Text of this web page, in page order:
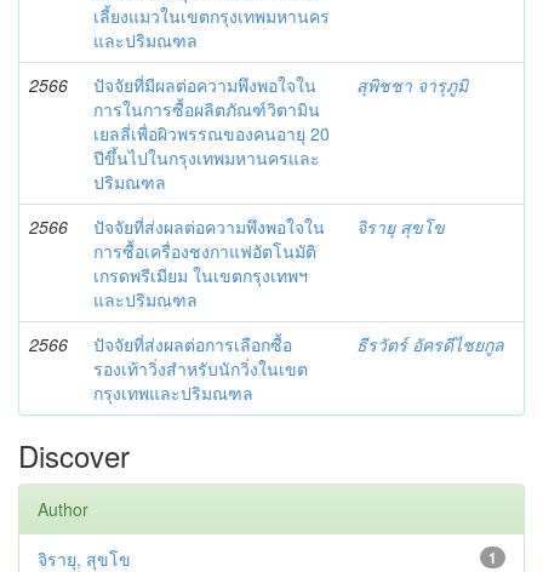
เลี้ยงแมวในเขตกรุงเทพมหานคร
และปริมณฑล
2566
ปัจจัยที่มีผลต่อความพึงพอใจใน
การในการซื้อผลิตภัณฑ์วิตามิน
เยลลี่เพื่อผิวพรรณของคนอายุ 20
ปีขึ้นไปในกรุงเทพมหานครและ
ปริมณฑล
สุพิชชา จารุภูมิ
2566
ปัจจัยที่ส่งผลต่อความพึงพอใจใน
การซื้อเครื่องชงกาแฟอัตโนมัติ
เกรดพรีเมียม ในเขตกรุงเทพฯ
และปริมณฑล
จิรายุ สุขโข
2566
ปัจจัยที่ส่งผลต่อการเลือกซื้อ
รองเท้าวิ่งสำหรับนักวิ่งในเขต
กรุงเทพและปริมณฑล
ธีรวัตร์ อัครดีไชยกูล
Discover
Author
1
จิรายุ, สุขโข